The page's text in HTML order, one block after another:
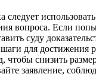
следует
вопроса. Если
суду
для достижения
чтобы снизить
заявление,